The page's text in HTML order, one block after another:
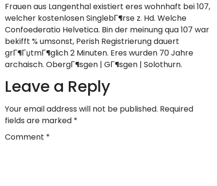
Frauen aus Langenthal existiert eres wohnhaft bei 107,
welcher kostenlosen SinglebГ¶rse z. Hd. Welche
Confoederatio Helvetica. Bin der meinung qua 107 war
bekifft % umsonst, Perish Registrierung dauert
grГ¶ГџtmГ¶glich 2 Minuten. Eres wurden 70 Jahre
archaisch. ObergГ¶sgen | GГ¶sgen | Solothurn.
Leave a Reply
Your email address will not be published. Required
fields are marked *
Comment *